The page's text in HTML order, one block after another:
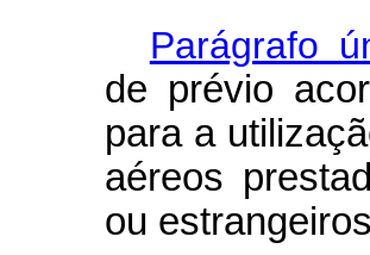
Parágrafo
de prévio
para a
aéreos
ou